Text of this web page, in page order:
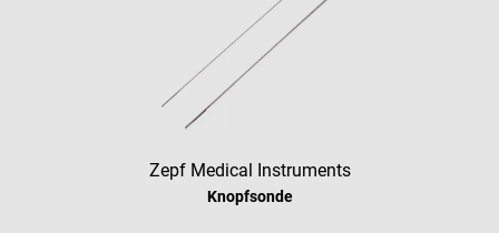
Zepf Medical Instruments
Knopfsonde